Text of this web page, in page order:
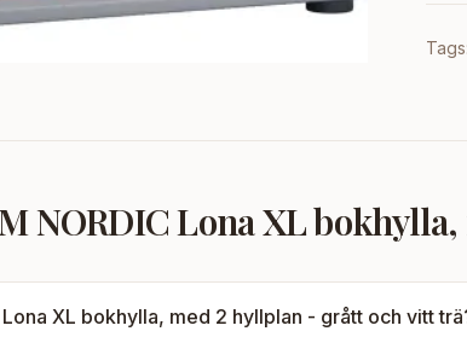
Tags:
NORDIC Lona XL
Lona XL bokhylla, med 2 hyllplan - grått och vitt trä